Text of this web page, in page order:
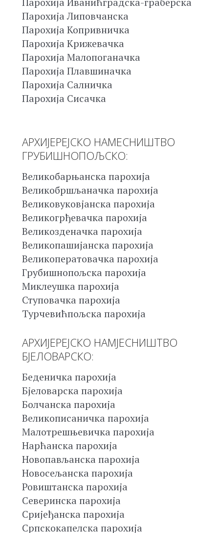
Парохија Липовчанска
Парохија Копривничка
Парохија Крижевачка
Парохија Малопоганачка
Парохија Плавшиначка
Парохија Салничка
Парохија Сисачка
АРХИЈЕРЕЈСКО НАМЕСНИШТВО
ГРУБИШНОПОЉСКО:
Великобарњанска парохија
Великобршљаначка парохија
Великовуковјанска парохија
Великогрђевачка парохија
Великозденачка парохија
Великопашијанска парохија
Великоператовачка парохија
Грубишнопољска парохија
Миклеушка парохија
Ступовачка парохија
Турчевићпољска парохија
АРХИЈЕРЕЈСКО НАМЈЕСНИШТВО
БЈЕЛОВАРСКО:
Беденичка парохија
Бјеловарска парохија
Болчанска парохија
Великописаничка парохија
Малотрешњевичка парохија
Нарћанска парохија
Новопављанска парохија
Новосељанска парохија
Ровиштанска парохија
Северинска парохија
Сријеђанска парохија
Српскокапелска парохија